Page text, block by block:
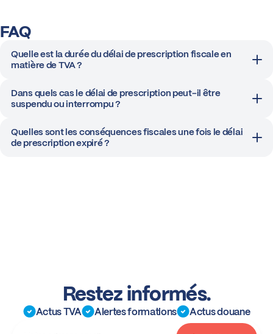
FAQ
Quelle est la durée du délai de prescription fiscale en
matière de TVA ?
Dans quels cas le délai de prescription peut-il être
suspendu ou interrompu ?
Quelles sont les conséquences fiscales une fois le délai
de prescription expiré ?
Restez informés.
Actus TVA Alertes formations Actus douane